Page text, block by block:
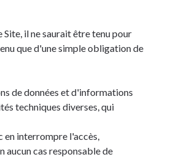
il ne saurait être tenu pour
que d'une simple obligation de
de données et d'informations
techniques diverses, qui
en interrompre l'accès,
aucun cas responsable de